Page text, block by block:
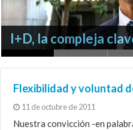
I+D, la compleja
Silencioso camino
Si nos amarran las
Universidad, arte y
PACE y movilidad
Flexibilidad y voluntad
11 de octubre de 2011
Nuestra convicción -en